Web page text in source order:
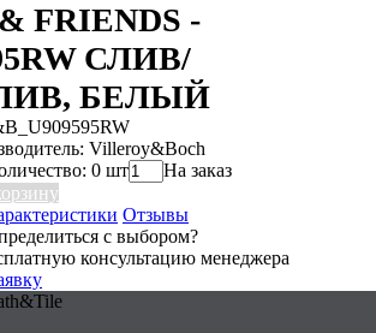
FRIENDS -
СЛИВ/
БЕЛЫЙ
Villeroy&Boch
0 шт
На заказ
Отзывы
с выбором?
консультацию менеджера